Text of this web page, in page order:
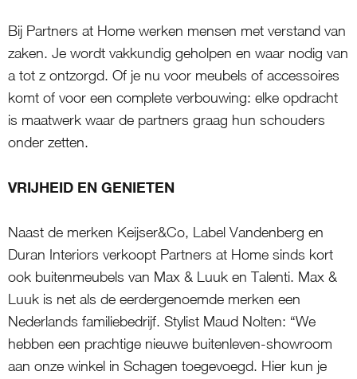
Bij Partners at Home werken mensen met verstand van
zaken. Je wordt vakkundig geholpen en waar nodig van
a tot z ontzorgd. Of je nu voor meubels of accessoires
komt of voor een complete verbouwing: elke opdracht
is maatwerk waar de partners graag hun schouders
onder zetten.
VRIJHEID EN GENIETEN
Naast de merken Keijser&Co, Label Vandenberg en
Duran Interiors verkoopt Partners at Home sinds kort
ook buitenmeubels van Max & Luuk en Talenti. Max &
Luuk is net als de eerdergenoemde merken een
Nederlands familiebedrijf. Stylist Maud Nolten: “We
hebben een prachtige nieuwe buitenleven-showroom
aan onze winkel in Schagen toegevoegd. Hier kun je